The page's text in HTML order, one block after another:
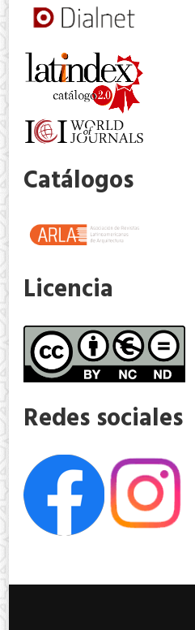
Catálogos
Licencia
Redes sociales